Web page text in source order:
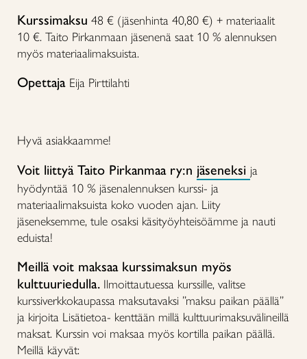
Kurssimaksu 48 € (jäsenhinta 40,80 €) + materiaalit
10 €. Taito Pirkanmaan jäsenenä saat 10 % alennuksen
myös materiaalimaksuista.
Opettaja Eija Pirttilahti
Hyvä asiakkaamme!
Voit liittyä Taito Pirkanmaa ry:n jäseneksi ja
hyödyntää 10 % jäsenalennuksen kurssi- ja
materiaalimaksuista koko vuoden ajan. Liity
jäseneksemme, tule osaksi käsityöyhteisöämme ja nauti
eduista!
Meillä voit maksaa kurssimaksun myös
kulttuuriedulla. Ilmoittautuessa kurssille, valitse
kurssiverkkokaupassa maksutavaksi ”maksu paikan päällä”
ja kirjoita Lisätietoa- kenttään millä kulttuurimaksuvälineillä
maksat. Kurssin voi maksaa myös kortilla paikan päällä.
Meillä käyvät: